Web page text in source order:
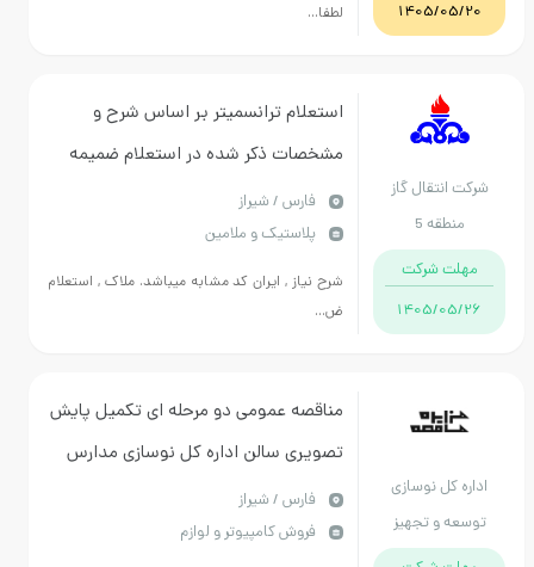
1405/
لطفا...
گاز
شرکت
1405/
استعلام ترانسمیتر بر اساس شرح و
مشخصات ذکر شده در استعلام ضمیمه
فارس / شیراز
پلاستیک و ملامین
شرح نیاز , ایران کد مشابه میباشد. ملاک , استعلام
ض...
کل نوسازی
و تجهیز
فارس
مناقصه عمومی دو مرحله ای تکمیل پایش
تصویری سالن اداره کل نوسازی مدارس
فارسفارس / شیراز
فروش کامپیوتر و لوازم